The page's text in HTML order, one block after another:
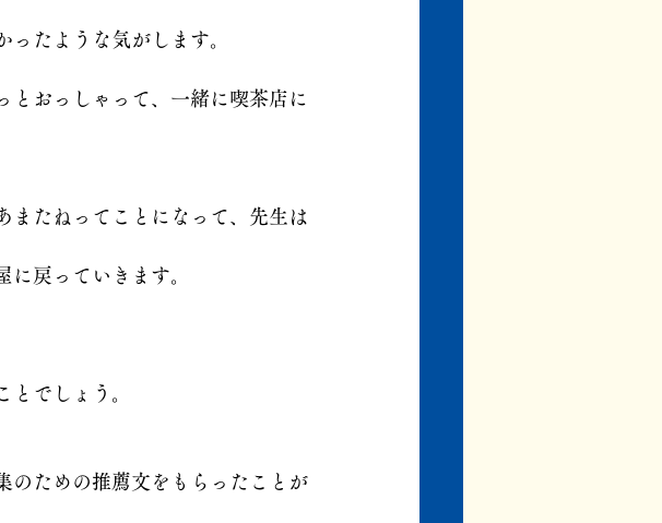
たような気がします。
とおっしゃって、一緒に喫茶店に
またねってことになって、先生は
戻っていきます。
でしょう。
のための推薦文をもらったことが